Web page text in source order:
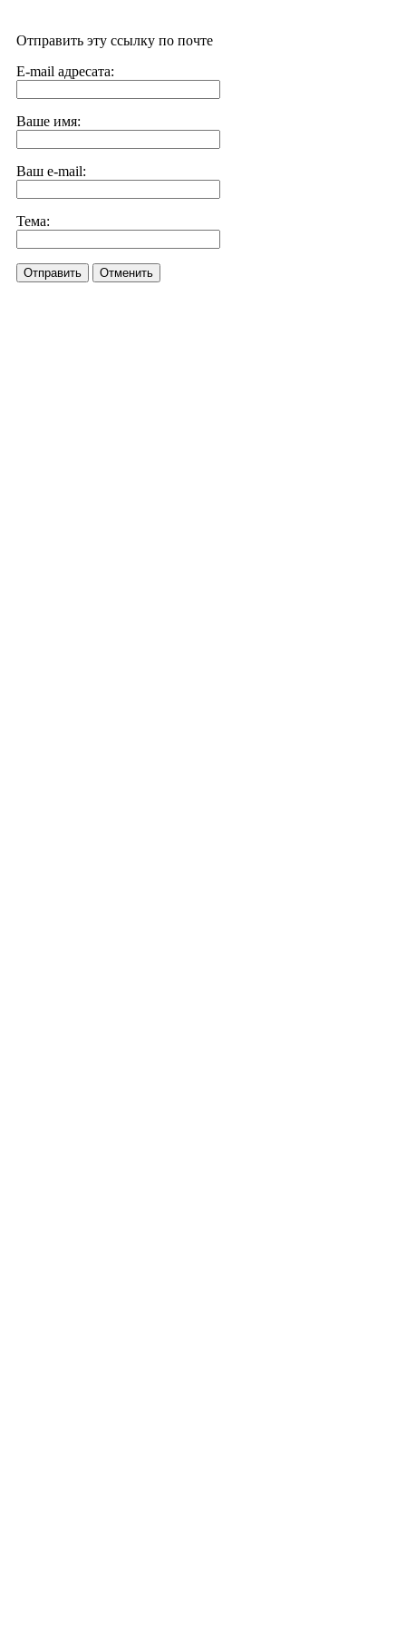
Отправить эту ссылку по почте
E-mail адресата:
Ваше имя:
Ваш e-mail:
Тема:
Отправить Отменить